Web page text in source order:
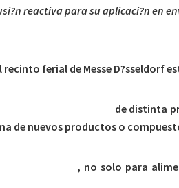
reactiva para su aplicaci?n en
ferial de Messe D?sseldorf
de distinta
de nuevos productos o
, no solo para